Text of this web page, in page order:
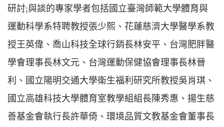
研討;與談的專家學者包括國立臺灣師範大學體育與
運動科學系特聘教授張少熙、花蓮慈濟大學醫學系教
授王英偉、喬山科技全球行銷長林安平、台灣肥胖醫
學會理事長林文元、台灣運動保健協會理事長林晉
利、國立陽明交通大學衛生福利研究所教授吳肖琪、
國立高雄科技大學體育室教學組組長陳秀惠、揚生慈
善基金會執行長許華倚、環境品質文教基金會董事長